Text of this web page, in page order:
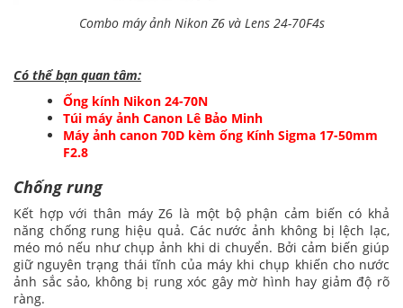
Combo máy ảnh Nikon Z6 và Lens 24-70F4s
Có thể bạn quan tâm:
Ống kính Nikon 24-70N
Túi máy ảnh Canon Lê Bảo Minh
Máy ảnh canon 70D kèm ống Kính Sigma 17-50mm
F2.8
Chống rung
Kết hợp với thân máy Z6 là một bộ phận cảm biến có khả
năng chống rung hiệu quả. Các nước ảnh không bị lệch lạc,
méo mó nếu như chụp ảnh khi di chuyển. Bởi cảm biến giúp
giữ nguyên trạng thái tĩnh của máy khi chụp khiến cho nước
ảnh sắc sảo, không bị rung xóc gây mờ hình hay giảm độ rõ
ràng.